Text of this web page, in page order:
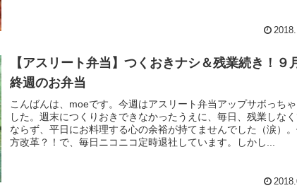
【アスリート弁当】つくおきナシ＆残業続き！９
終週のお弁当
こんばんは、moeです。今週はアスリート弁当アップサボっちゃ
した。週末につくりおきできなかったうえに、毎日、残業しな
ならず、平日にお料理する心の余裕が持てませんでした（涙）。
方改革？！で、毎日ニコニコ定時退社しています。しかし...